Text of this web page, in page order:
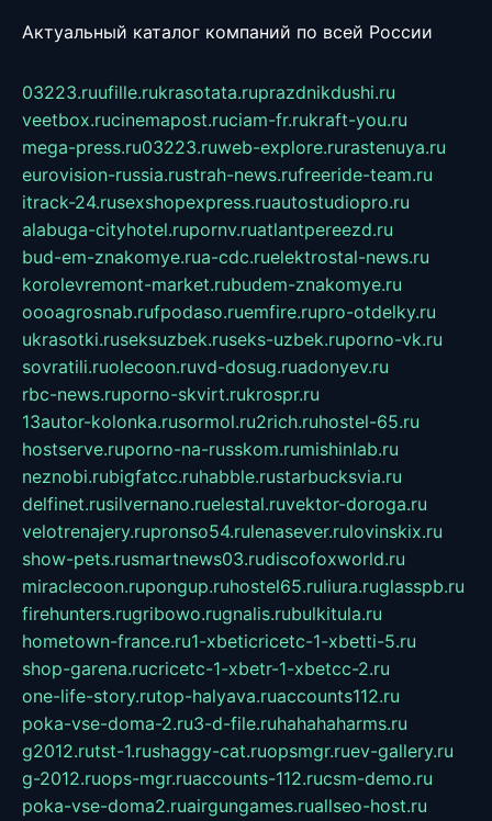
Актуальный каталог компаний по всей России
03223.ruufille.rukrasotata.ruprazdnikdushi.ru
veetbox.rucinemapost.ruciam-fr.rukraft-you.ru
mega-press.ru03223.ruweb-explore.rurastenuya.ru
eurovision-russia.rustrah-news.rufreeride-team.ru
itrack-24.rusexshopexpress.ruautostudiopro.ru
alabuga-cityhotel.rupornv.ruatlantpereezd.ru
bud-em-znakomye.rua-cdc.ruelektrostal-news.ru
korolevremont-market.rubudem-znakomye.ru
oooagrosnab.rufpodaso.ruemfire.rupro-otdelky.ru
ukrasotki.ruseksuzbek.ruseks-uzbek.ruporno-vk.ru
sovratili.ruolecoon.ruvd-dosug.ruadonyev.ru
rbc-news.ruporno-skvirt.rukrospr.ru
13autor-kolonka.rusormol.ru2rich.ruhostel-65.ru
hostserve.ruporno-na-russkom.rumishinlab.ru
neznobi.rubigfatcc.ruhabble.rustarbucksvia.ru
delfinet.rusilvernano.ruelestal.ruvektor-doroga.ru
velotrenajery.rupronso54.rulenasever.rulovinskix.ru
show-pets.rusmartnews03.rudiscofoxworld.ru
miraclecoon.rupongup.ruhostel65.ruliura.ruglasspb.ru
firehunters.rugribowo.rugnalis.rubulkitula.ru
hometown-france.ru1-xbeticricetc-1-xbetti-5.ru
shop-garena.rucricetc-1-xbetr-1-xbetcc-2.ru
one-life-story.rutop-halyava.ruaccounts112.ru
poka-vse-doma-2.ru3-d-file.ruhahahaharms.ru
g2012.rutst-1.rushaggy-cat.ruopsmgr.ruev-gallery.ru
g-2012.ruops-mgr.ruaccounts-112.rucsm-demo.ru
poka-vse-doma2.ruairgungames.ruallseo-host.ru